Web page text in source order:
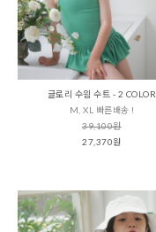
글로리 수읨 수트 - 2 COLOR
M, XL 빠른배송 !
39,100원
27,370원